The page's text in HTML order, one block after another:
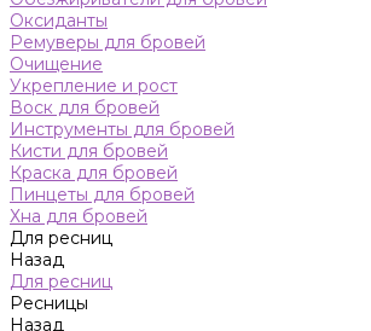
Оксиданты
Ремуверы для бровей
Очищение
Укрепление и рост
Воск для бровей
Инструменты для бровей
Кисти для бровей
Краска для бровей
Пинцеты для бровей
Хна для бровей
Для ресниц
Назад
Для ресниц
Ресницы
Назад